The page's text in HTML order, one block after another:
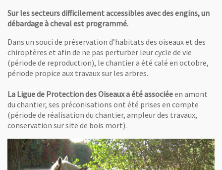
Sur les secteurs difficilement accessibles avec des engins, un
débardage à cheval est programmé.
Dans un souci de préservation d’habitats des oiseaux et des
chiroptères et afin de ne pas perturber leur cycle de vie
(période de reproduction), le chantier a été calé en octobre,
période propice aux travaux sur les arbres.
La Ligue de Protection des Oiseaux a été associéeen amont
du chantier, ses préconisations ont été prises en compte
(période de réalisation du chantier, ampleur des travaux,
conservation sur site de bois mort).